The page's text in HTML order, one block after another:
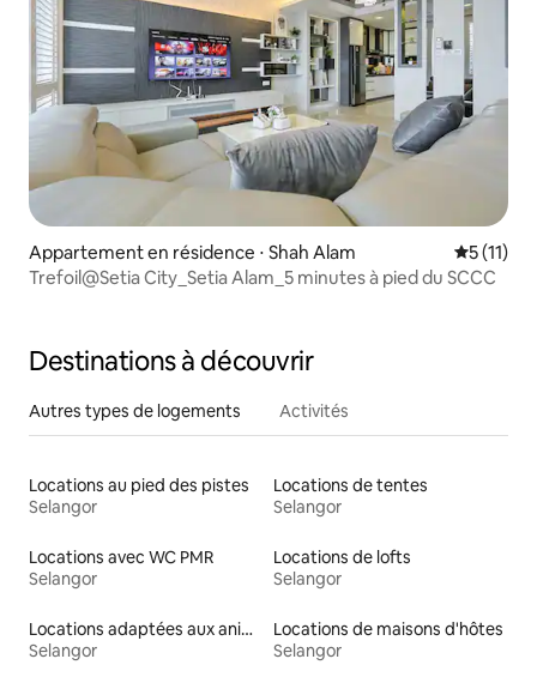
Appartement en résidence ⋅ Shah Alam
5 (11)
Trefoil@Setia City_Setia Alam_5 minutes à pied du SCCC
Destinations à découvrir
Autres types de logements Activités
Locations au pied des pistes
Selangor
Locations de tentes
Selangor
Locations avec WC PMR
Selangor
Locations de lofts
Selangor
Locations adaptées aux animaux
Selangor
Locations de maisons d'hôtes
Selangor